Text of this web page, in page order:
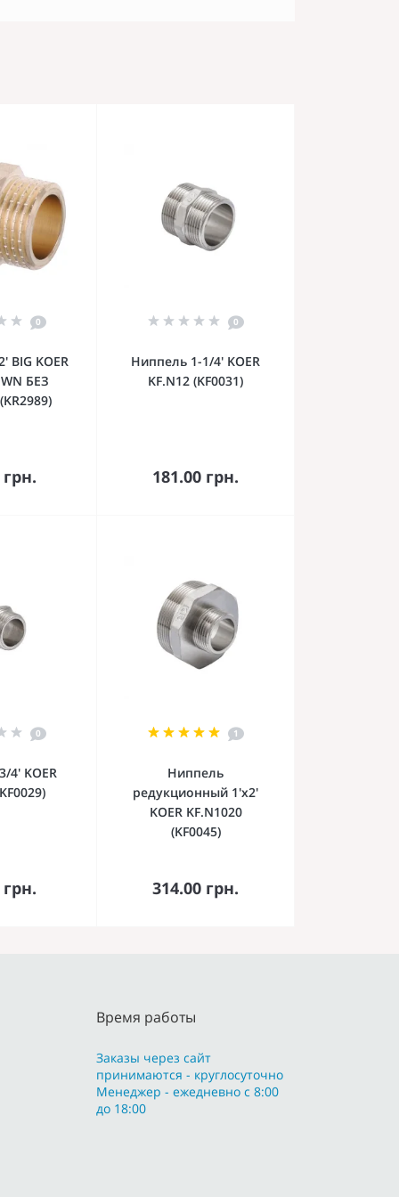
0
BIG KOER
БЕЗ
0
Ниппель 1-1/4' KOER
KF.N12 (KF0031)
181.00 грн.
В корзину
0
4' KOER
1
Ниппель
редукционный 1'x2'
KOER KF.N1020
(KF0045)
314.00 грн.
В корзину
Время работы
Заказы через сайт
принимаются - круглосуточно
Менеджер - ежедневно с 8:00
до 18:00